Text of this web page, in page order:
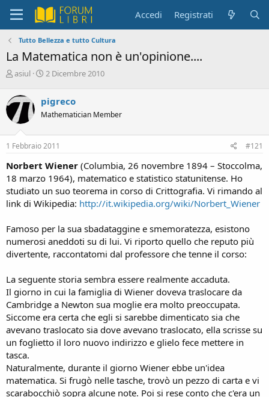
Accedi Registrati
Tutto Bellezza e tutto Cultura
La Matematica non è un'opinione....
C
e
a
t
o
r
e
i
s
c
u
i
o
n
asiul
D
a
d
i
n
z
i
o
2 Dicembre 2010
pigreco
Mathematician Member
1 Febbraio 2011 #121
Norbert Wiener (Columbia, 26 novembre 1894 – Stoccolma,
18 marzo 1964), matematico e statistico statunitense. Ho
studiato un suo teorema in corso di Crittografia. Vi rimando al
link di Wikipedia: http://it.wikipedia.org/wiki/Norbert_Wiener
Famoso per la sua sbadataggine e smemoratezza, esistono
numerosi aneddoti su di lui. Vi riporto quello che reputo più
divertente, raccontatomi dal professore che tenne il corso:
La seguente storia sembra essere realmente accaduta.
Il giorno in cui la famiglia di Wiener doveva traslocare da
Cambridge a Newton sua moglie era molto preoccupata.
Siccome era certa che egli si sarebbe dimenticato sia che
avevano traslocato sia dove avevano traslocato, ella scrisse su
un foglietto il loro nuovo indirizzo e glielo fece mettere in
tasca.
Naturalmente, durante il giorno Wiener ebbe un'idea
matematica. Si frugò nelle tasche, trovò un pezzo di carta e vi
scarabocchiò sopra alcune note. Poi si rese conto che c'era un